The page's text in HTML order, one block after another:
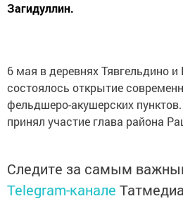
Загидуллин.
6 мая в деревнях Тявгельдино
состоялось открытие
фельдшеро-акушерских
принял участие глава района
Следите за самым
Telegram-канале Татмедиа